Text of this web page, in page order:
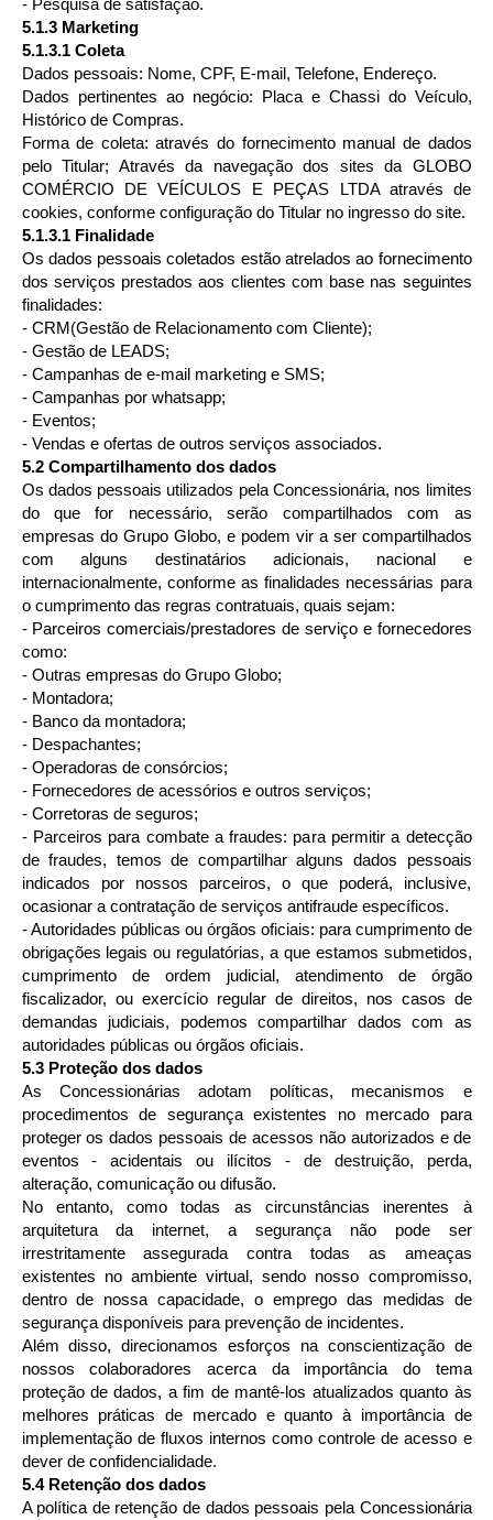
- Pesquisa de satisfação.
5.1.3 Marketing
5.1.3.1 Coleta
Dados pessoais: Nome, CPF, E-mail, Telefone, Endereço.
Dados pertinentes ao negócio: Placa e Chassi do Veículo,
Histórico de Compras.
Forma de coleta: através do fornecimento manual de dados
pelo Titular; Através da navegação dos sites da GLOBO
COMÉRCIO DE VEÍCULOS E PEÇAS LTDA através de
cookies, conforme configuração do Titular no ingresso do site.
5.1.3.1 Finalidade
Os dados pessoais coletados estão atrelados ao fornecimento
dos serviços prestados aos clientes com base nas seguintes
finalidades:
- CRM(Gestão de Relacionamento com Cliente);
- Gestão de LEADS;
- Campanhas de e-mail marketing e SMS;
- Campanhas por whatsapp;
- Eventos;
- Vendas e ofertas de outros serviços associados.
5.2 Compartilhamento dos dados
Os dados pessoais utilizados pela Concessionária, nos limites
do que for necessário, serão compartilhados com as
empresas do Grupo Globo, e podem vir a ser compartilhados
com alguns destinatários adicionais, nacional e
internacionalmente, conforme as finalidades necessárias para
o cumprimento das regras contratuais, quais sejam:
- Parceiros comerciais/prestadores de serviço e fornecedores
como:
- Outras empresas do Grupo Globo;
- Montadora;
- Banco da montadora;
- Despachantes;
- Operadoras de consórcios;
- Fornecedores de acessórios e outros serviços;
- Corretoras de seguros;
- Parceiros para combate a fraudes: para permitir a detecção
de fraudes, temos de compartilhar alguns dados pessoais
indicados por nossos parceiros, o que poderá, inclusive,
ocasionar a contratação de serviços antifraude específicos.
- Autoridades públicas ou órgãos oficiais: para cumprimento de
obrigações legais ou regulatórias, a que estamos submetidos,
cumprimento de ordem judicial, atendimento de órgão
fiscalizador, ou exercício regular de direitos, nos casos de
demandas judiciais, podemos compartilhar dados com as
autoridades públicas ou órgãos oficiais.
5.3 Proteção dos dados
As Concessionárias adotam políticas, mecanismos e
procedimentos de segurança existentes no mercado para
proteger os dados pessoais de acessos não autorizados e de
eventos - acidentais ou ilícitos - de destruição, perda,
alteração, comunicação ou difusão.
No entanto, como todas as circunstâncias inerentes à
arquitetura da internet, a segurança não pode ser
irrestritamente assegurada contra todas as ameaças
existentes no ambiente virtual, sendo nosso compromisso,
dentro de nossa capacidade, o emprego das medidas de
segurança disponíveis para prevenção de incidentes.
Além disso, direcionamos esforços na conscientização de
nossos colaboradores acerca da importância do tema
proteção de dados, a fim de mantê-los atualizados quanto às
melhores práticas de mercado e quanto à importância de
implementação de fluxos internos como controle de acesso e
dever de confidencialidade.
5.4 Retenção dos dados
A política de retenção de dados pessoais pela Concessionária